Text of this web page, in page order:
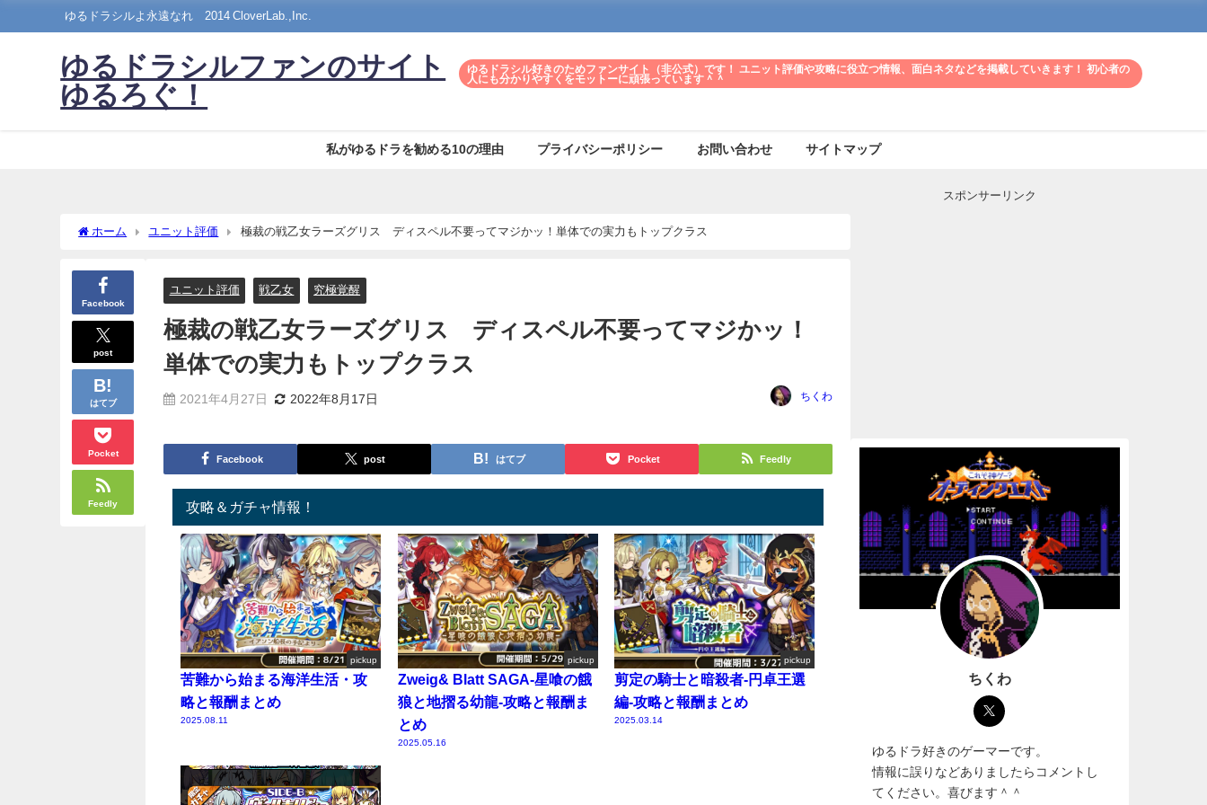
ゆるドラシルよ永遠なれ©2014 CloverLab.,Inc.
ゆるドラシルファンのサイト
ゆるろぐ！
ゆるドラシル好きのためファンサイト（非公式）です！ ユニット評価や攻略に役立つ情報、面白ネタなどを掲載していきます！ 初心者の
人にも分かりやすくをモットーに頑張っています＾＾
私がゆるドラを勧める10の理由 プライバシーポリシー お問い合わせ サイトマップ
ホーム ユニット評価 極裁の戦乙女ラーズグリス ディスペル不要ってマジかッ！単体での実力もトップクラス
Facebook
post
はてブ
Pocket
Feedly
ユニット評価 戦乙女 究極覚醒
極裁の戦乙女ラーズグリス ディスペル不要ってマジかッ！
単体での実力もトップクラス
2021年4月27日 2022年8月17日 ちくわ
Facebook post はてブ Pocket Feedly
攻略＆ガチャ情報！
pickup
苦難から始まる海洋生活・攻
略と報酬まとめ
2025.08.11
pickup
Zweig& Blatt SAGA-星喰の餓
狼と地摺る幼龍-攻略と報酬ま
とめ
2025.05.16
pickup
剪定の騎士と暗殺者-円卓王選
編-攻略と報酬まとめ
2025.03.14
スポンサーリンク
ちくわ
ゆるドラ好きのゲーマーです。
情報に誤りなどありましたらコメントし
てください。喜びます＾＾